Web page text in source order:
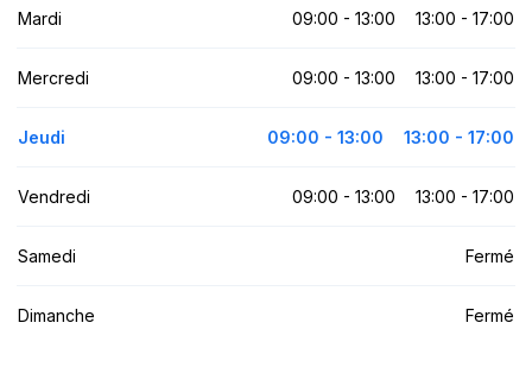
Mardi 09:00 - 13:00 13:00 - 17:00
Mercredi 09:00 - 13:00 13:00 - 17:00
Jeudi 09:00 - 13:00 13:00 - 17:00
Vendredi 09:00 - 13:00 13:00 - 17:00
Samedi Fermé
Dimanche Fermé